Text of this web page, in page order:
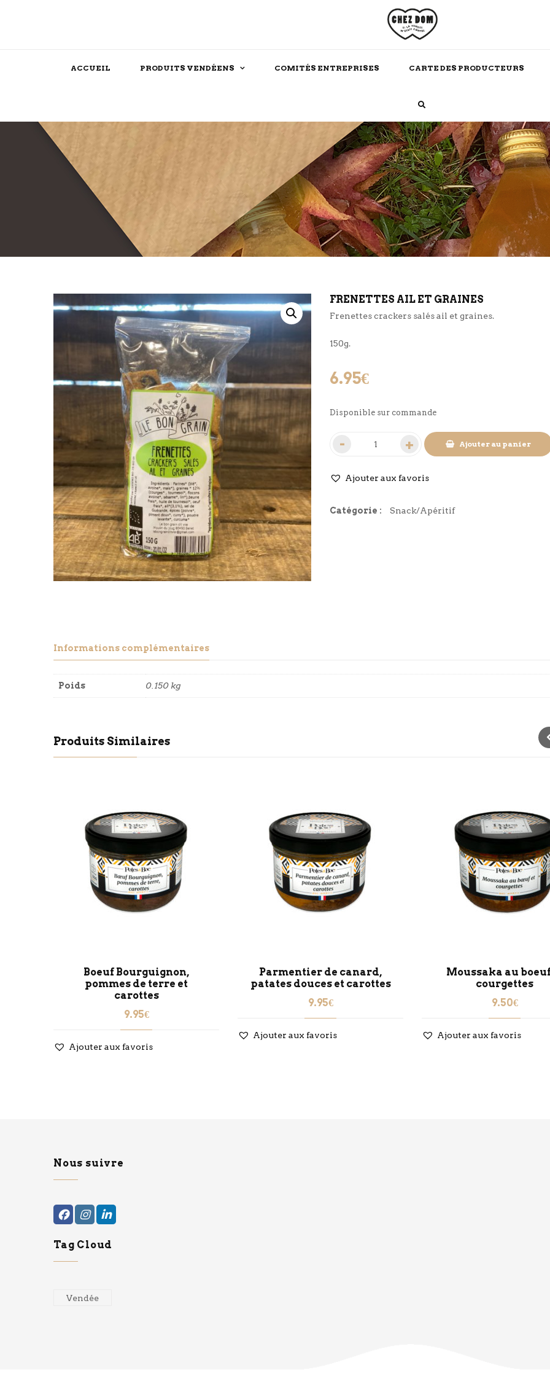
ACCUEIL PRODUITS VENDÉENS
Assaisonnements
Féculent
Produits festifs
Chocolat
Dessert
Boissons Chaudes
Alcool
Maison
COMITÉS ENTREPRISES CARTE DES PRODUCTEURS
FRENETTES AIL ET GRAINES
Frenettes crackers salés ail et graines.
150g.
6.95€
Disponible sur commande
Ajouter au panier
Ajouter aux favoris
Catégorie : Snack/Apéritif
Informations complémentaires
Poids 0.150 kg
Produits Similaires
Boeuf Bourguignon,
pommes de terre et
carottes
9.95€
Ajouter aux favoris
Parmentier de canard,
patates douces et carottes
9.95€
Ajouter aux favoris
Moussaka au
courgettes
9.50€
Ajouter aux favoris
Nous suivre
Tag Cloud
Vendée